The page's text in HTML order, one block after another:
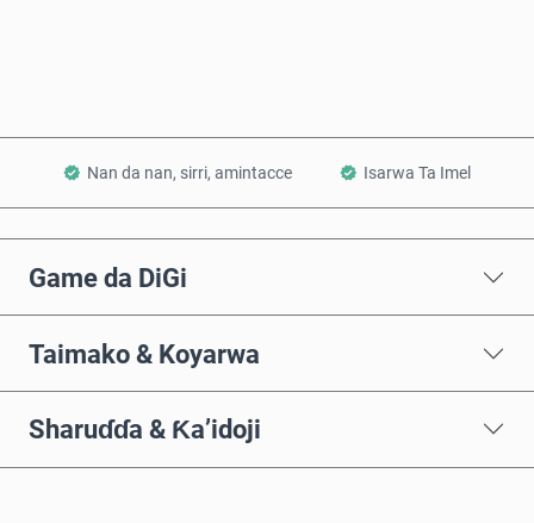
Nan da nan, sirri, amintacce Isarwa Ta Imel
Game da DiGi
Taimako & Koyarwa
Sharuɗɗa & Ƙa’idoji